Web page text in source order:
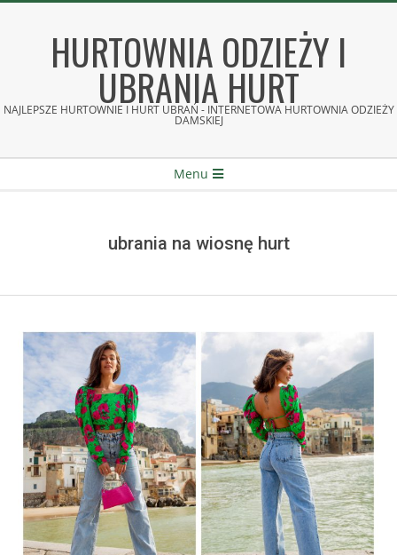
HURTOWNIA ODZIEŻY I
UBRANIA HURT
NAJLEPSZE HURTOWNIE I HURT UBRAŃ - INTERNETOWA HURTOWNIA ODZIEŻY
DAMSKIEJ
Menu
ubrania na wiosnę hurt